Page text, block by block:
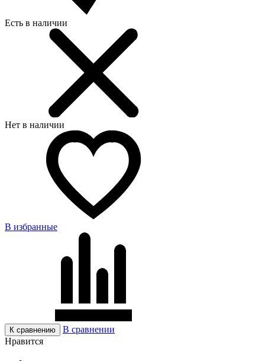
Есть в наличии
Нет в наличии
В избранные
К сравнению
В сравнении
Нравится